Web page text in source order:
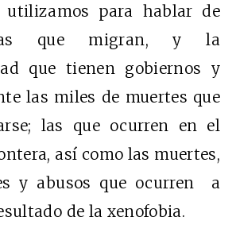
utilizamos para hablar de
que migran, y la
que tienen gobiernos y
las miles de muertes que
las que ocurren en el
así como las muertes,
y abusos que ocurren a
de la xenofobia.